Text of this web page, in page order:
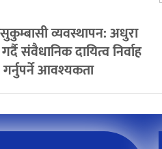
व्यवस्थापन: अधुरा
संवैधानिक दायित्व निर्वाह
गर्नुपर्ने आवश्यकता